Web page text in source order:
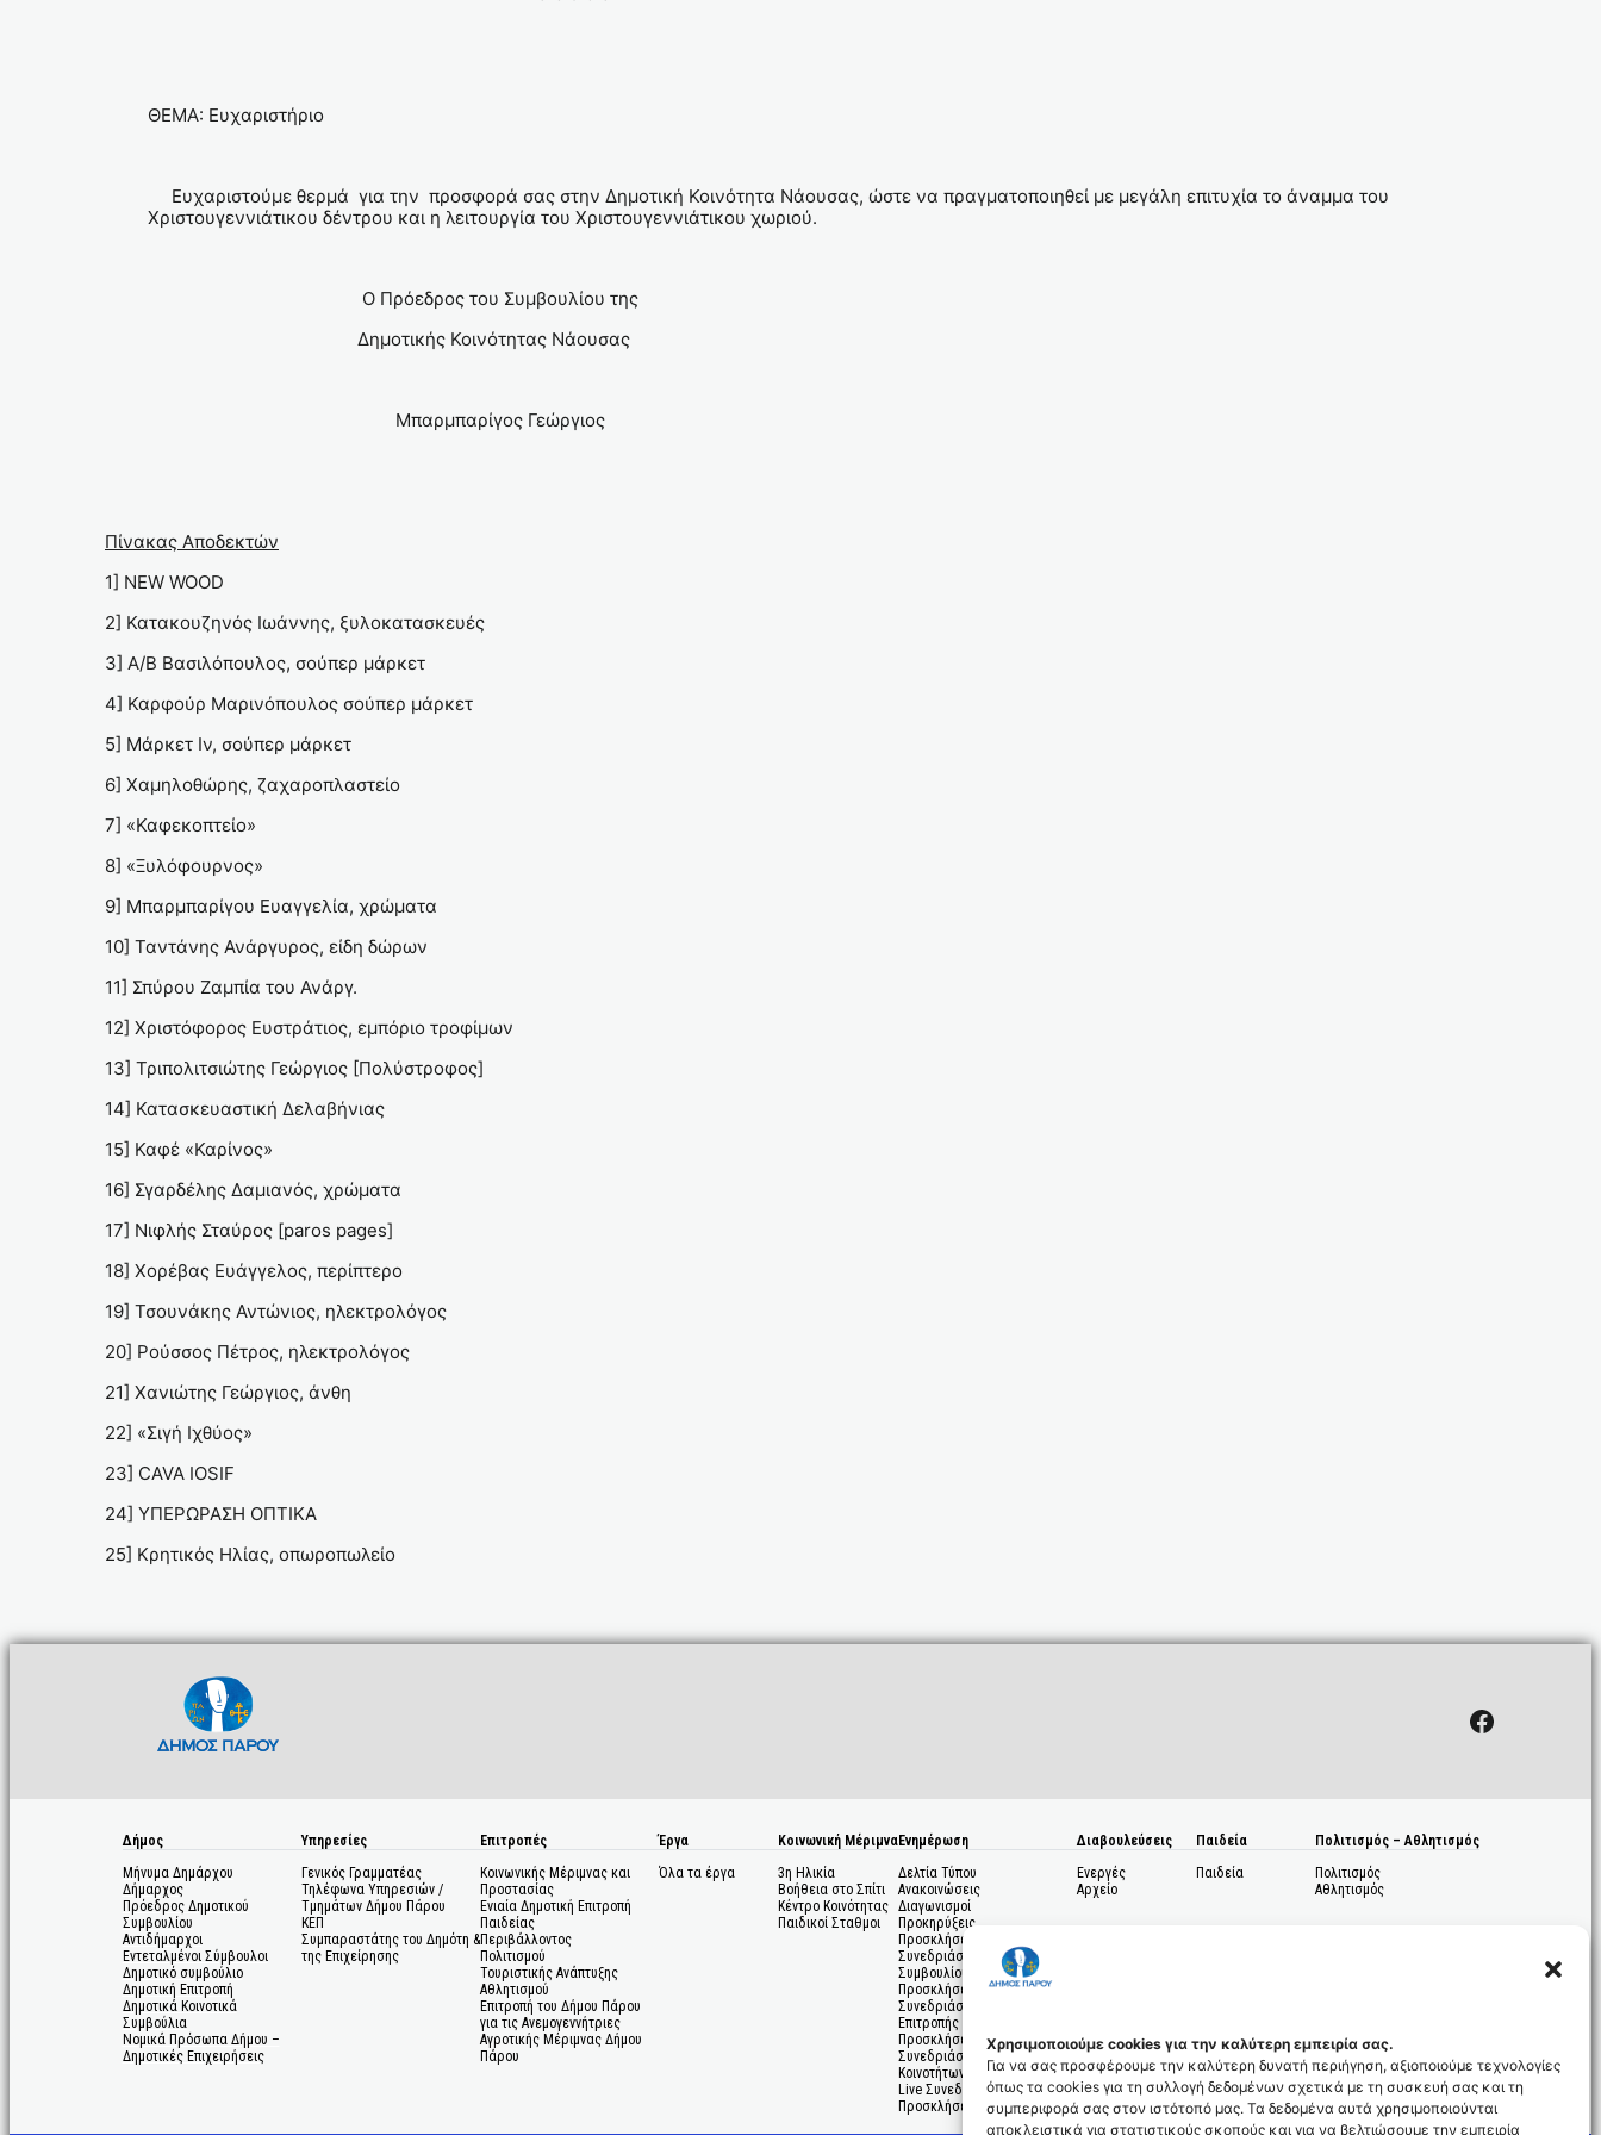
Χρησιμοποιούμε cookies για την καλύτερη εμπειρία σας.
Για να σας προσφέρουμε την καλύτερη δυνατή περιήγηση, αξιοποιούμε τεχνολογίες
όπως τα cookies για τη συλλογή δεδομένων σχετικά με τη συσκευή σας και τη
συμπεριφορά σας στον ιστότοπό μας. Τα δεδομένα αυτά χρησιμοποιούνται
αποκλειστικά για στατιστικούς σκοπούς και για να βελτιώσουμε την εμπειρία
ΘΕΜΑ: Ευχαριστήριο
Ευχαριστούμε θερμά για την προσφορά σας στην Δημοτική Κοινότητα Νάουσας, ώστε να πραγματοποιηθεί με μεγάλη επιτυχία το άναμμα του
Χριστουγεννιάτικου δέντρου και η λειτουργία του Χριστουγεννιάτικου χωριού.
Ο Πρόεδρος του Συμβουλίου της
Δημοτικής Κοινότητας Νάουσας
Μπαρμπαρίγος Γεώργιος
Πίνακας Αποδεκτών
1] NEW WOOD
2] Κατακουζηνός Ιωάννης, ξυλοκατασκευές
3] Α/Β Βασιλόπουλος, σούπερ μάρκετ
4] Καρφούρ Μαρινόπουλος σούπερ μάρκετ
5] Μάρκετ Ιν, σούπερ μάρκετ
6] Χαμηλοθώρης, ζαχαροπλαστείο
7] «Καφεκοπτείο»
8] «Ξυλόφουρνος»
9] Μπαρμπαρίγου Ευαγγελία, χρώματα
10] Ταντάνης Ανάργυρος, είδη δώρων
11] Σπύρου Ζαμπία του Ανάργ.
12] Χριστόφορος Ευστράτιος, εμπόριο τροφίμων
13] Τριπολιτσιώτης Γεώργιος [Πολύστροφος]
14] Κατασκευαστική Δελαβήνιας
15] Καφέ «Καρίνος»
16] Σγαρδέλης Δαμιανός, χρώματα
17] Νιφλής Σταύρος [paros pages]
18] Xoρέβας Ευάγγελος, περίπτερο
19] Τσουνάκης Αντώνιος, ηλεκτρολόγος
20] Ρούσσος Πέτρος, ηλεκτρολόγος
21] Χανιώτης Γεώργιος, άνθη
22] «Σιγή Ιχθύος»
23] CAVA IOSIF
24] ΥΠΕΡΩΡΑΣΗ ΟΠΤΙΚΑ
25] Κρητικός Ηλίας, οπωροπωλείο
Facebook
Δήμος
Μήνυμα Δημάρχου
Δήμαρχος
Πρόεδρος Δημοτικού
Συμβουλίου
Αντιδήμαρχοι
Εντεταλμένοι Σύμβουλοι
Δημοτικό συμβούλιο
Δημοτική Επιτροπή
Δημοτικά Κοινοτικά
Συμβούλια
Νομικά Πρόσωπα Δήμου –
Δημοτικές Επιχειρήσεις
Υπηρεσίες
Γενικός Γραμματέας
Τηλέφωνα Υπηρεσιών /
Τμημάτων Δήμου Πάρου
ΚΕΠ
Συμπαραστάτης του Δημότη &
της Επιχείρησης
Επιτροπές
Κοινωνικής Μέριμνας και
Προστασίας
Ενιαία Δημοτική Επιτροπή
Παιδείας
Περιβάλλοντος
Πολιτισμού
Τουριστικής Ανάπτυξης
Αθλητισμού
Επιτροπή του Δήμου Πάρου
για τις Ανεμογεννήτριες
Αγροτικής Μέριμνας Δήμου
Πάρου
Έργα
Όλα τα έργα
Κοινωνική Μέριμνα
3η Ηλικία
Βοήθεια στο Σπίτι
Κέντρο Κοινότητας
Παιδικοί Σταθμοι
Ενημέρωση
Δελτία Τύπου
Ανακοινώσεις
Διαγωνισμοί
Προκηρύξεις
Προσκλήσεις σε
Συνεδριάσεις Δημοτικού
Συμβουλίου
Προσκλήσεις σε
Συνεδριάσεις Δημοτικής
Επιτροπής
Προσκλήσεις σε
Συνεδριάσεις Δημοτικών
Κοινοτήτων
Live Συνεδριάσεις
Προσκλήσεις Ενδιαφέροντος
Διαβουλεύσεις
Ενεργές
Αρχείο
Παιδεία
Παιδεία
Πολιτισμός – Αθλητισμός
Πολιτισμός
Αθλητισμός